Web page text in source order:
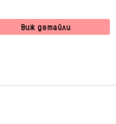
Виж детайли